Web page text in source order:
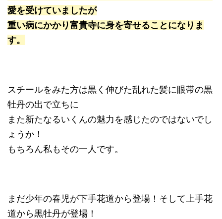
愛を受けていましたが
重い病にかかり富貴寺に身を寄せることになりま
す。
スチールをみた方は黒く伸びた乱れた髪に眼帯の黒
牡丹の出で立ちに
また新たなるいくんの魅力を感じたのではないでし
ょうか！
もちろん私もその一人です。
まだ少年の春児が下手花道から登場！そして上手花
道から黒牡丹が登場！